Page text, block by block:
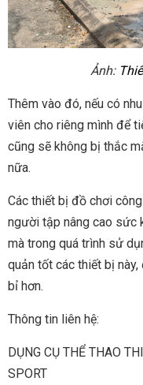
Ảnh:
Thêm vào đó, nếu có
viên cho riêng mình để
cũng sẽ không bị thắc
nữa.
Các thiết bị đồ chơi
người tập nâng cao sức
mà trong quá trình sử
quản tốt các thiết bị
bỉ hơn.
Thông tin liên hệ:
DỤNG CỤ THỂ THAO
SPORT